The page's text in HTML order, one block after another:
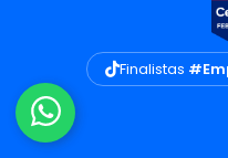
Finalistas